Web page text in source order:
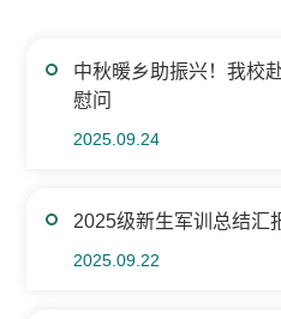
中秋暖乡助振兴！我校
慰问
2025.09.24
2025级新生军训总结汇
2025.09.22